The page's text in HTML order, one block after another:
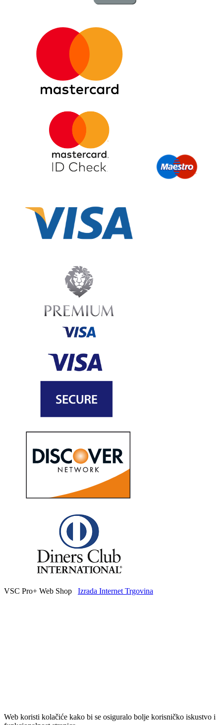
VSC Pro+ Web Shop Izrada Internet Trgovina
Web koristi kolačiće kako bi se osiguralo bolje korisničko iskustvo i